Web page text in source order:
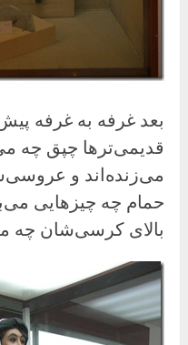
بعد غرفه به غرفه
قدیمی‌ترها چپق چه
می‌زنده‌اند و
حمام چه چیزهایی
بالای کرسی‌شان چه